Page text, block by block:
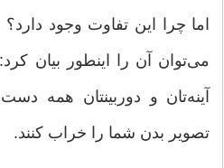
اما چرا این تفاوت وجود
می‌توان آن را اینطور بیان
آینه‌تان و دوربینتان همه
تصویر بدن شما را خراب کنند.